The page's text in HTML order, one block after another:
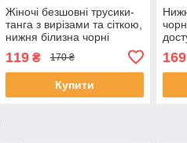
Жіночі безшовні трусики-
танга з вирізами та сіткою,
нижня білизна чорні
119₴ 170 ₴
Купити
169